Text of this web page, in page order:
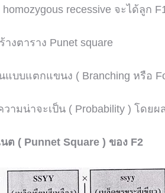
recessive จะได้ลูก F1 ถ้าน
งตาราง Punet square
บบแตกแขนง ( Branching หรือ
ามน่าจะเป็น ( Probability ) โดย
ต ( Punnet Square ) ของ F2